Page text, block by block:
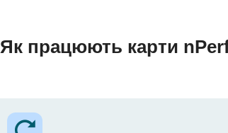
Як працюють карти